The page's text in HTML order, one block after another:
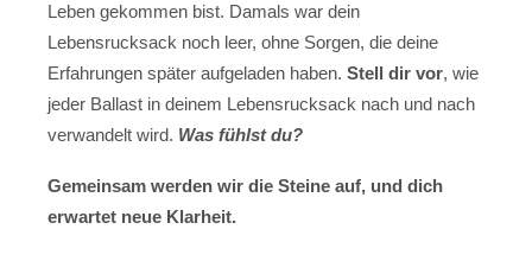
Leben gekommen bist. Damals war dein
Lebensrucksack noch leer, ohne Sorgen, die deine
Erfahrungen später aufgeladen haben. Stell dir vor, wie
jeder Ballast in deinem Lebensrucksack nach und nach
verwandelt wird. Was fühlst du?
Gemeinsam werden wir die Steine auf, und dich
erwartet neue Klarheit.